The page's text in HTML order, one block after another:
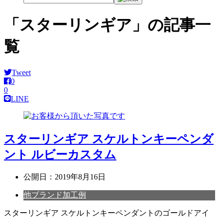
「スターリンギア」の記事一
覧
Tweet
0
0
LINE
スターリンギア スケルトンキーペンダ
ント ルビーカスタム
公開日： 2019年8月16日
他ブランド加工例
スターリンギア スケルトンキーペンダントのゴールドアイ